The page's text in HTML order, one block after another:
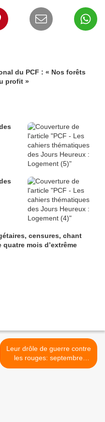
du PCF : « Nos forêts
profit »
censures, chant
mois d’extrême
Leur drôle de guerre contre
les rouges: septembre
1939- mai 1940: La